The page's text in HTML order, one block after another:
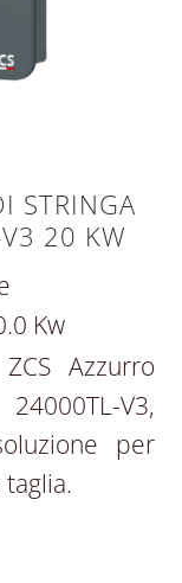
STRINGA
20 KW
Kw
Azzurro
V3,
per